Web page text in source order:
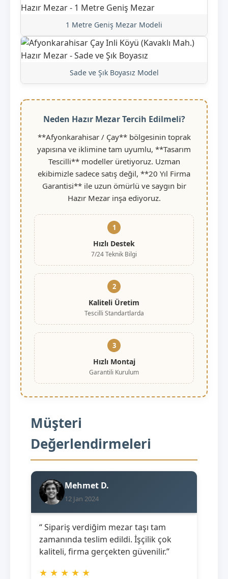
1 Metre Geniş Mezar Modeli
Sade ve Şık Boyasız Model
Neden Hazır Mezar Tercih Edilmeli?
**Afyonkarahisar / Çay** bölgesinin toprak
yapısına ve iklimine tam uyumlu, **Tasarım
Tescilli** modeller üretiyoruz. Uzman
ekibimizle sadece satış değil, **20 Yıl Firma
Garantisi** ile uzun ömürlü ve saygın bir
Hazır Mezar inşa ediyoruz.
1
Hızlı Destek
7/24 Teknik Bilgi
2
Kaliteli Üretim
Tescilli Standartlarda
3
Hızlı Montaj
Garantili Kurulum
Müşteri
Değerlendirmeleri
Mehmet D.
12 Jan 2024
“ Sipariş verdiğim mezar taşı tam
zamanında teslim edildi. İşçilik çok
kaliteli, firma gerçekten güvenilir.”
★ ★ ★ ★ ★